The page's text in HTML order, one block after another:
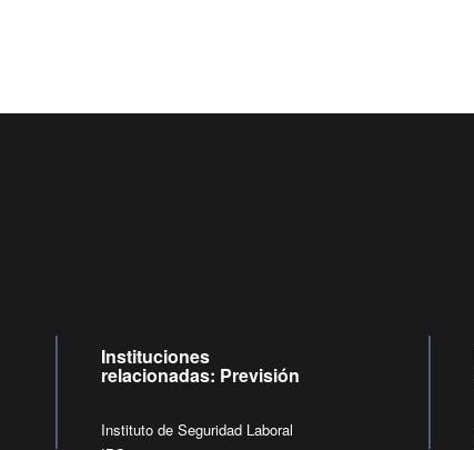
Instituciones
relacionadas: Previsión
Instituto de Seguridad Laboral